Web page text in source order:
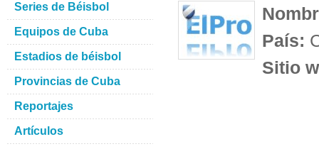
País:
Sitio
Series de Béisbol
Equipos de Cuba
Estadios de béisbol
Provincias de Cuba
Reportajes
Artículos